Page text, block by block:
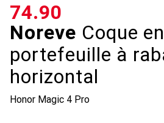
Noreve Coque
portefeuille à
horizontal
Honor Magic 4 Pro
CHF
74.90